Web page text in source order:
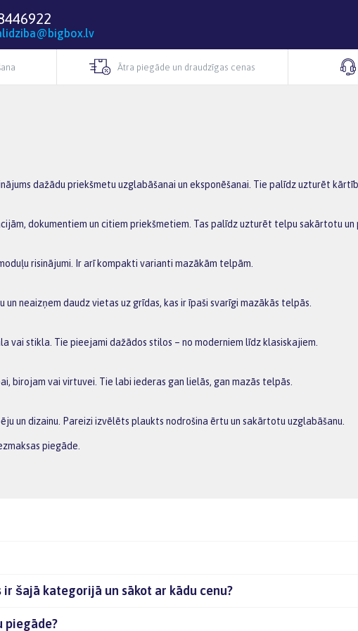
Ātra piegāde un draudzīgas cenas
dažādu priekšmetu uzglabāšanai un eksponēšanai. Tie palīdz uzturēt
dokumentiem un citiem priekšmetiem. Tas palīdz uzturēt telpu sakārtotu un
risinājumi. Ir arī kompakti varianti mazākām telpām.
neaizņem daudz vietas uz grīdas, kas ir īpaši svarīgi mazākās telpās.
vai stikla. Tie pieejami dažādos stilos – no moderniem līdz klasiskajiem.
birojam vai virtuvei. Tie labi iederas gan lielās, gan mazās telpās.
un dizainu. Pareizi izvēlēts plaukts nodrošina ērtu un sakārtotu uzglabāšanu.
piegāde.
šajā kategorijā un sākot ar kādu cenu?
piegāde?